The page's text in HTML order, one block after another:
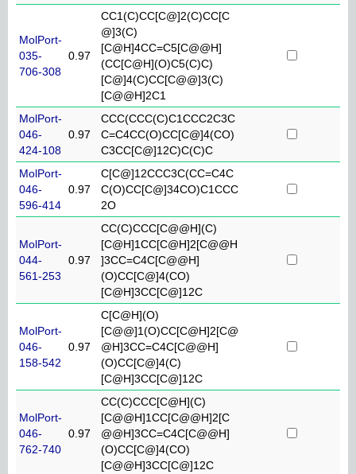
MolPort-
035-
706-308
0.97
CC1(C)CC[C@]2(C)CC[C
@]3(C)
[C@H]4CC=C5[C@@H]
(CC[C@H](O)C5(C)C)
[C@]4(C)CC[C@@]3(C)
[C@@H]2C1
MolPort-
046-
424-108
0.97
CCC(CCC(C)C1CCC2C3C
C=C4CC(O)CC[C@]4(CO)
C3CC[C@]12C)C(C)C
MolPort-
046-
596-414
0.97
C[C@]12CCC3C(CC=C4C
C(O)CC[C@]34CO)C1CCC
2O
MolPort-
044-
561-253
0.97
CC(C)CCC[C@@H](C)
[C@H]1CC[C@H]2[C@@H
]3CC=C4C[C@@H]
(O)CC[C@]4(CO)
[C@H]3CC[C@]12C
MolPort-
046-
158-542
0.97
C[C@H](O)
[C@@]1(O)CC[C@H]2[C@
@H]3CC=C4C[C@@H]
(O)CC[C@]4(C)
[C@H]3CC[C@]12C
MolPort-
046-
762-740
0.97
CC(C)CCC[C@H](C)
[C@@H]1CC[C@@H]2[C
@@H]3CC=C4C[C@@H]
(O)CC[C@]4(CO)
[C@@H]3CC[C@]12C